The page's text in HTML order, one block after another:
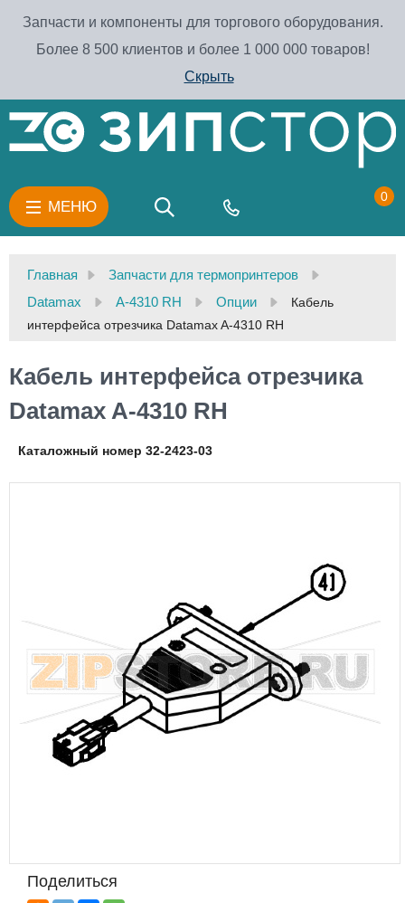
Запчасти и компоненты для торгового оборудования.
Более 8 500 клиентов и более 1 000 000 товаров!
Скрыть
МЕНЮ
0
Главная
Запчасти для термопринтеров
Datamax
A-4310 RH Опции
Кабель
интерфейса отрезчика Datamax A-4310 RH
Кабель интерфейса отрезчика
Datamax A-4310 RH
Каталожный номер 32-2423-03
Поделиться